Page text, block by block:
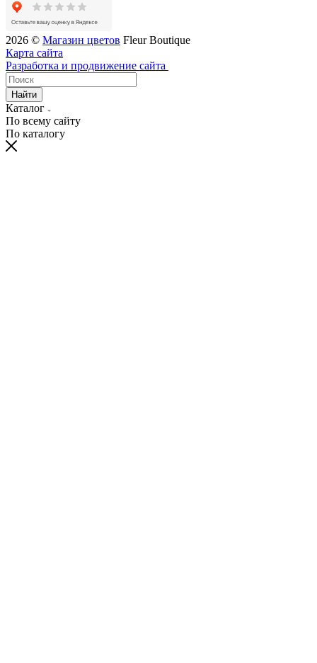
2026 © Магазин цветов Fleur Boutique
Карта сайта
Разработка и продвижение сайта
Найти
Каталог
По всему сайту
По каталогу